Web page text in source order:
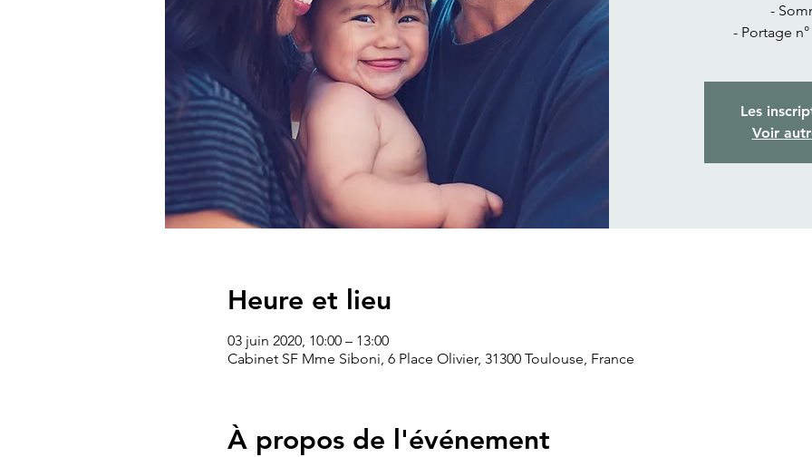
-
- Portage
Les
Voir
Heure et lieu
03 juin 2020, 10:00 – 13:00
Cabinet SF Mme Siboni, 6 Place Olivier, 31300 Toulouse, France
À propos de l'événement